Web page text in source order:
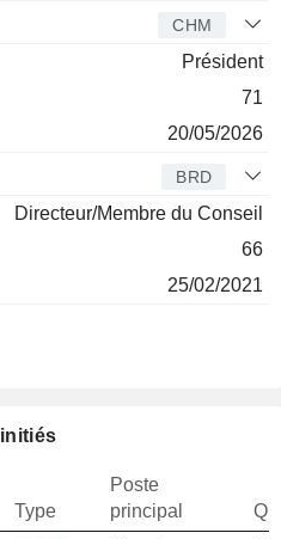
CHM
Président
71
20/05/2026
BRD
Directeur/Membre du Conseil
66
25/02/2021
Type
Poste
principal